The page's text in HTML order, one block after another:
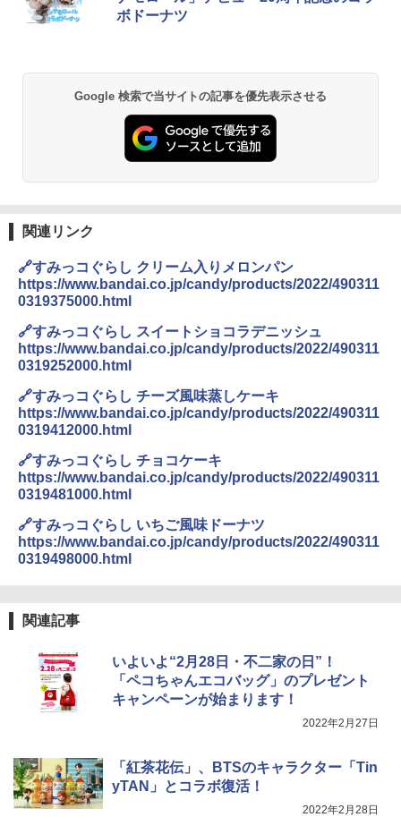
￥1,745
【公式】ブタメン とんこつ味 35g×15個
麺 小腹 インスタント アウトドアにも ロ
ーリングストック 大人買い おやつカン
パニー
￥1,288
し 塩らーめん 108g×10袋 保存食 備蓄
ーフードヌードル 高たんぱく&低糖質 さ
らに塩分控えめ 78g×12個
ップ麺 78g×20個
￥3,213
SS26B-W
[山善] スチームオーブンレンジ 25L 一人
暮らし 二人暮らし フラットテーブル ス
チーム調理 自動メニュー19種搭載 角皿
付き ブラック MRK-F250TSV(B)
￥19,990
高効率 15L 一人暮らし 二人暮らし スチ
ーム調理 フラットテーブル トースト機
能 自動メニュー33種 簡単お手入れ ブラ
￥26,800
4
TOSHIBA(東芝) スチームオーブンレン
ジ 石窯ドーム ER-D80A(K) ブラック 25
ジ 赤外線センサー ノンフライ調理 簡単
お手入れ 小型 新生活 一人暮らし 二人暮
らし ファミリー
￥34,546
ボドーナツ
Google 検索で当サイトの記事を優先表示させる
関連リンク
🔗すみっコぐらし クリーム入りメロンパン
https://www.bandai.co.jp/candy/products/2022/490311
0319375000.html
🔗すみっコぐらし スイートショコラデニッシュ
https://www.bandai.co.jp/candy/products/2022/490311
0319252000.html
🔗すみっコぐらし チーズ風味蒸しケーキ
https://www.bandai.co.jp/candy/products/2022/490311
0319412000.html
🔗すみっコぐらし チョコケーキ
https://www.bandai.co.jp/candy/products/2022/490311
0319481000.html
🔗すみっコぐらし いちご風味ドーナツ
https://www.bandai.co.jp/candy/products/2022/490311
0319498000.html
関連記事
いよいよ“2月28日・不二家の日”！
「ペコちゃんエコバッグ」のプレゼント
キャンペーンが始まります！
2022年2月27日
「紅茶花伝」、BTSのキャラクター「Tin
yTAN」とコラボ復活！
2022年2月28日